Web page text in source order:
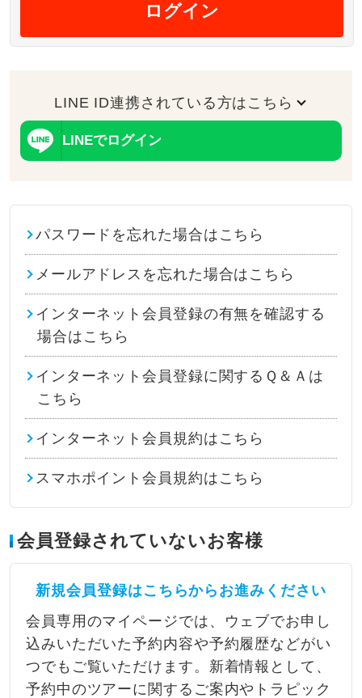
ログイン
LINE ID連携されている方はこちら
LINEでログイン
パスワードを忘れた場合はこちら
メールアドレスを忘れた場合はこちら
インターネット会員登録の有無を確認する
場合はこちら
インターネット会員登録に関するＱ＆Ａは
こちら
インターネット会員規約はこちら
スマホポイント会員規約はこちら
会員登録されていないお客様
新規会員登録はこちらからお進みください
会員専用のマイページでは、ウェブでお申し
込みいただいた予約内容や予約履歴などがい
つでもご覧いただけます。新着情報として、
予約中のツアーに関するご案内やトラピック